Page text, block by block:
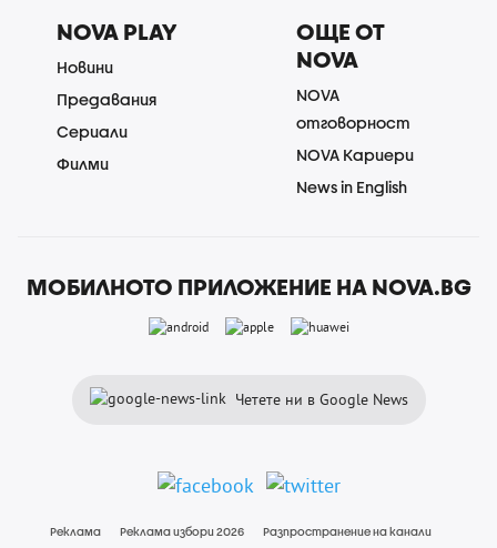
NOVA PLAY
Новини
Предавания
Сериали
Филми
ОЩЕ ОТ
NOVA
NOVA
отговорност
NOVA Кариери
News in English
МОБИЛНОТО ПРИЛОЖЕНИЕ НА NOVA.BG
Четете ни в Google News
Реклама Реклама избори 2026
Разпространение на канали